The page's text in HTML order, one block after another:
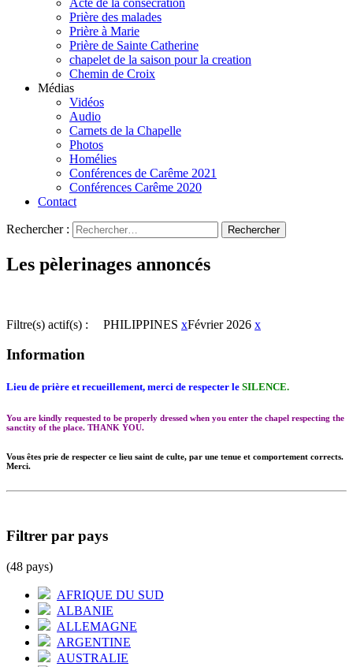
Prière des malades
Prière à Marie
Prière de Sainte Catherine
chapelet de la saison pour la creation
Chemin de Croix
Médias
Vidéos
Audio
Carnets de la Chapelle
Photos
Homélies
Conférences de Carême 2021
Conférences Carême 2020
Contact
Rechercher :
Les pèlerinages annoncés
Filtre(s) actif(s) : PHILIPPINES xFévrier 2026 x
Information
Lieu de prière et recueillement, merci de respecter le SILENCE.
You are kindly requested to be properly dressed when you enter the chapel respecting the
sanctity of the place. THANK YOU.
Vous êtes prie de respecter ce lieu saint de culte, par une tenue et comportement corrects.
Merci.
Filtrer par pays
(48 pays)
AFRIQUE DU SUD
ALBANIE
ALLEMAGNE
ARGENTINE
AUSTRALIE